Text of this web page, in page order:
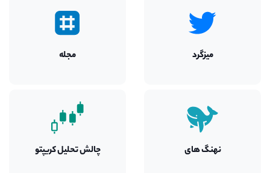
میزگرد مجله
نهنگ های چالش تحلیل کریپتو